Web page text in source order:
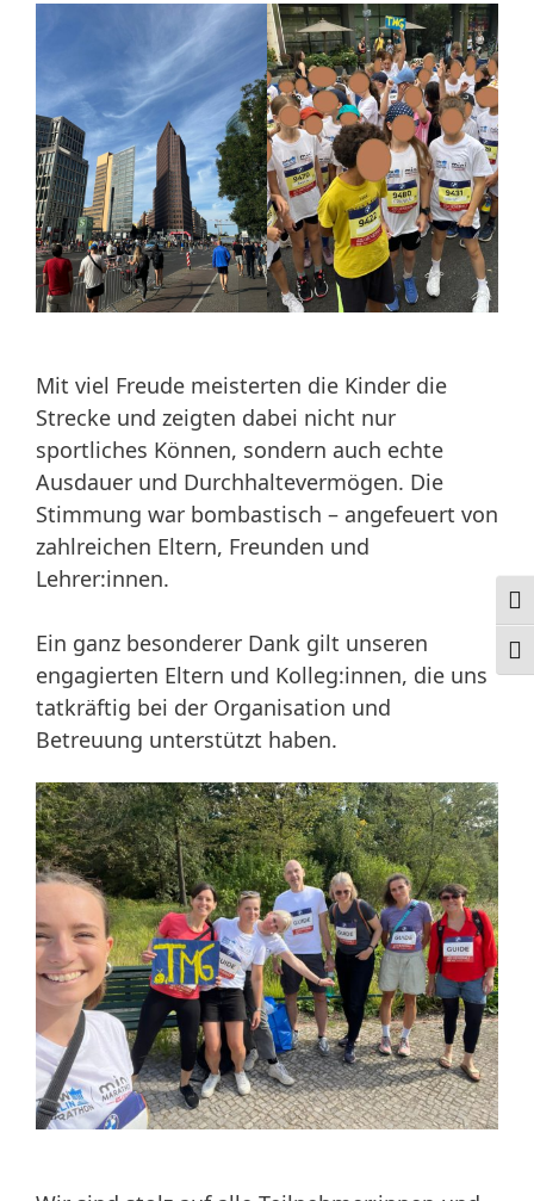
Mit viel Freude meisterten die Kinder die
Strecke und zeigten dabei nicht nur
sportliches Können, sondern auch echte
Ausdauer und Durchhaltevermögen. Die
Stimmung war bombastisch – angefeuert von
zahlreichen Eltern, Freunden und
Lehrer:innen.
Ein ganz besonderer Dank gilt unseren
engagierten Eltern und Kolleg:innen, die uns
tatkräftig bei der Organisation und
Betreuung unterstützt haben.